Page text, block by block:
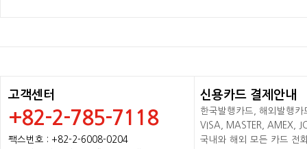
고객센터
+82-2-785-7118
팩스번호 : +82-2-6008-0204
신용카드 결제안내
한국발행카드, 해외발행
VISA, MASTER, AMEX,
국내와 해외 모든 카드 전